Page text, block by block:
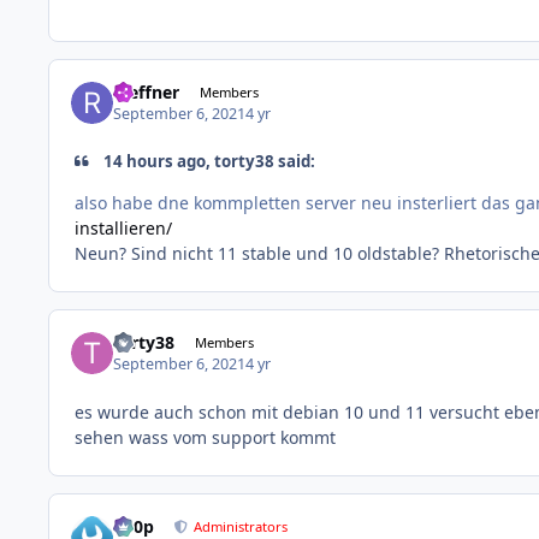
rseffner Members
September 6, 20214 yr
14 hours ago, torty38 said:
also habe dne kommpletten server neu insterliert das
installieren/
Neun? Sind nicht 11 stable und 10 oldstable?
torty38 Members
September 6, 20214 yr
es wurde auch schon mit debian 10 und 11 versucht
sehen wass vom support kommt
d00p Administrators